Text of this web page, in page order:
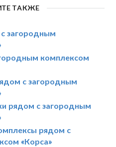
ТАКЖЕ
загородным
комплексом
с загородным
рядом с загородным
рядом с
«Корса»